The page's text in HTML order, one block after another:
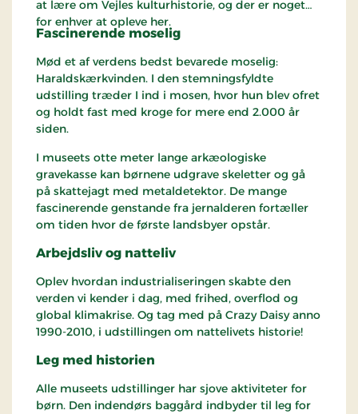
at lære om Vejles kulturhistorie, og der er noget
for enhver at opleve her.
Fascinerende moselig
Mød et af verdens bedst bevarede moselig:
Haraldskærkvinden. I den stemningsfyldte
udstilling træder I ind i mosen, hvor hun blev ofret
og holdt fast med kroge for mere end 2.000 år
siden.
I museets otte meter lange arkæologiske
gravekasse kan børnene udgrave skeletter og gå
på skattejagt med metaldetektor. De mange
fascinerende genstande fra jernalderen fortæller
om tiden hvor de første landsbyer opstår.
Arbejdsliv og natteliv
Oplev hvordan industrialiseringen skabte den
verden vi kender i dag, med frihed, overflod og
global klimakrise. Og tag med på Crazy Daisy anno
1990-2010, i udstillingen om nattelivets historie!
Leg med historien
Alle museets udstillinger har sjove aktiviteter for
børn. Den indendørs baggård indbyder til leg for